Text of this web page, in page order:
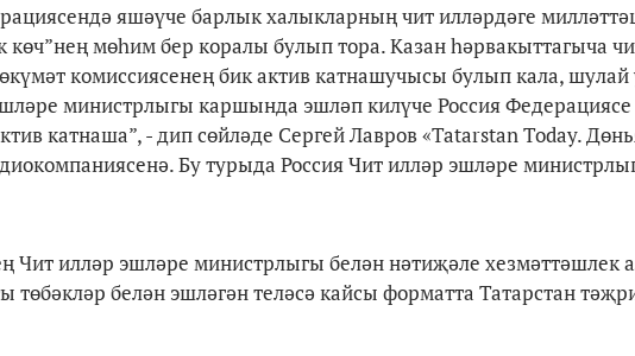
яшәүче барлык халыкларның чит илләрдәге
мөһим бер коралы булып тора. Казан һәрвакыттагыча
комиссиясенең бик актив катнашучысы булып кала, шулай
министрлыгы каршында эшләп килүче Россия Федерациясе
катнаша”, - дип сөйләде Сергей Лавров «Tatarstan Today.
Бу турыда Россия Чит илләр эшләре
Чит илләр эшләре министрлыгы белән нәтиҗәле хезмәттәшлек
белән эшләгән теләсә кайсы форматта Татарстан